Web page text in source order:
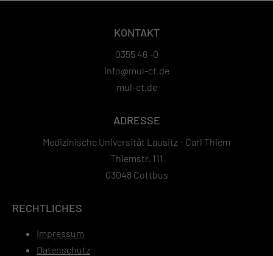
KONTAKT
0355 46 -0
info@mul-ct.de
mul-ct.de
ADRESSE
Medizinische Universität Lausitz - Carl Thiem
Thiemstr. 111
03048 Cottbus
RECHTLICHES
Impressum
Datenschutz